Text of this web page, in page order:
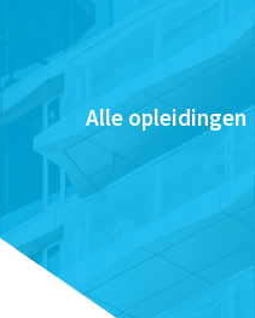
Alle opleidingen